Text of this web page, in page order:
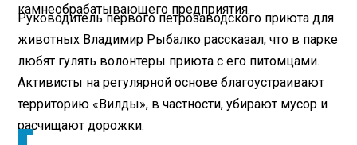
камнеобрабатывающего предприятия.
Руководитель первого петрозаводского приюта для
животных Владимир Рыбалко рассказал, что в парке
любят гулять волонтеры приюта с его питомцами.
Активисты на регулярной основе благоустраивают
территорию «Вилды», в частности, убирают мусор и
расчищают дорожки.